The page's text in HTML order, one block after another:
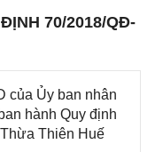
70/2018/QĐ-
của Ủy ban nhân
hành Quy định
Thiên Huế